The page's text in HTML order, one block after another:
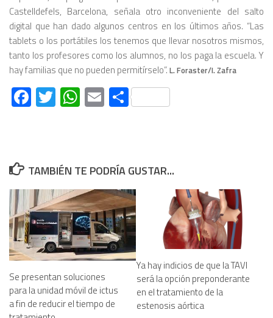
Castelldefels, Barcelona, señala otro inconveniente del salto
digital que han dado algunos centros en los últimos años. “Las
tablets o los portátiles los tenemos que llevar nosotros mismos,
tanto los profesores como los alumnos, no los paga la escuela. Y
hay familias que no pueden permitírselo”. L. Foraster/I. Zafra
Facebook
Twitter
WhatsApp
EmailCompartir
TAMBIÉN TE PODRÍA GUSTAR...
Se presentan soluciones
para la unidad móvil de ictus
a fin de reducir el tiempo de
Ya hay indicios de que la TAVI
será la opción preponderante
en el tratamiento de la
estenosis aórtica